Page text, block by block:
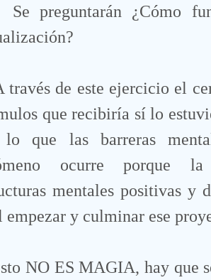
Se preguntarán ¿Cómo
través de este ejercicio el
que recibiría sí lo
que las barreras
ocurre porque
mentales positivas y
y culminar ese
NO ES MAGIA, hay que